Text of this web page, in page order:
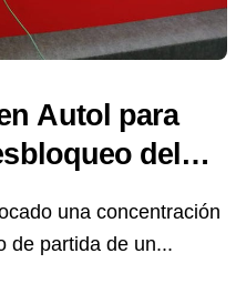
Autol para
del
de partida de un...